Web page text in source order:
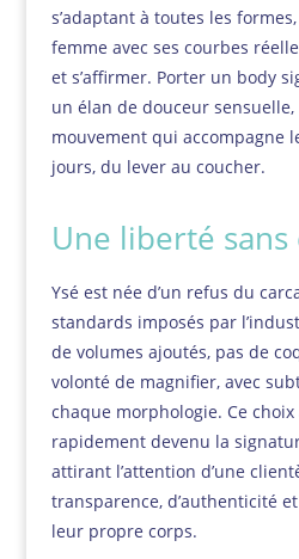
s’adaptant à toutes les
femme avec ses courbes
et s’affirmer. Porter un body
un élan de douceur
mouvement qui accompagne
jours, du lever au coucher.
Une liberté
Ysé est née d’un refus du
standards imposés par
de volumes ajoutés, pas de
volonté de magnifier, avec
chaque morphologie. Ce
rapidement devenu la
attirant l’attention d’une
transparence, d’authenticité
leur propre corps.